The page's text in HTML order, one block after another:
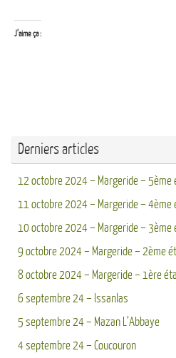
J’aime ça :
Derniers articles
12 octobre 2024 – Margeride – 5ème
11 octobre 2024 – Margeride – 4ème
10 octobre 2024 – Margeride – 3ème
9 octobre 2024 – Margeride – 2ème
8 octobre 2024 – Margeride – 1ère
6 septembre 24 – Issanlas
5 septembre 24 – Mazan L’Abbaye
4 septembre 24 – Coucouron